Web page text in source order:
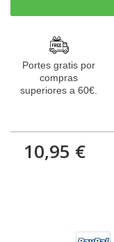
Portes gratis por
compras
superiores a 60€.
10,95 €